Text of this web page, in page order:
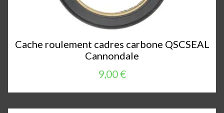
Cache roulement cadres carbone QSCSEAL
Cannondale
9,00 €